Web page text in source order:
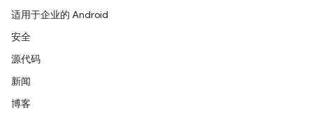
适用于企业的 Android
安全
源代码
新闻
博客